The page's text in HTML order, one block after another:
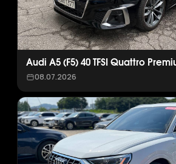
Audi A5 (F5) 40 TFSI Quattro
08.07.2026